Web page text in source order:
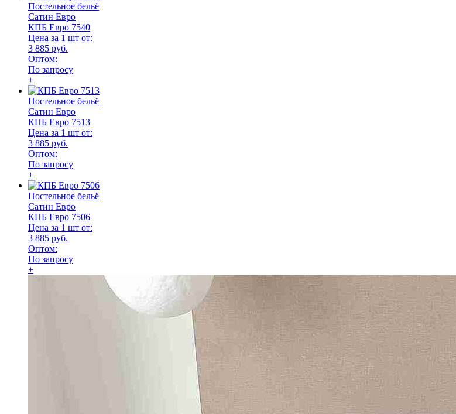
Постельное бельё
Сатин Евро
КПБ Евро 7540
Цена за 1 шт от:
3 885 руб.
Оптом:
По запросу
+
Постельное бельё
Сатин Евро
КПБ Евро 7513
Цена за 1 шт от:
3 885 руб.
Оптом:
По запросу
+
Постельное бельё
Сатин Евро
КПБ Евро 7506
Цена за 1 шт от:
3 885 руб.
Оптом:
По запросу
+